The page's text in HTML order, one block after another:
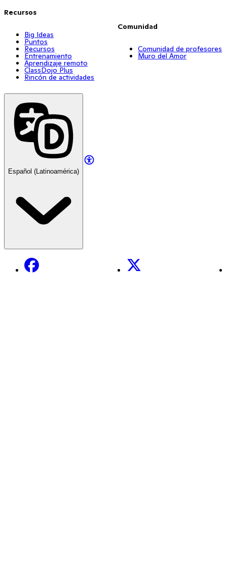
Recursos
Big Ideas
Puntos
Recursos
Entrenamiento
Aprendizaje remoto
ClassDojo Plus
Rincón de actividades
Comunidad
Comunidad de profesores
Muro del Amor
Español (Latinoamérica)
Facebook X